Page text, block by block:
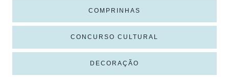
COMPRINHAS
CONCURSO CULTURAL
DECORAÇÃO